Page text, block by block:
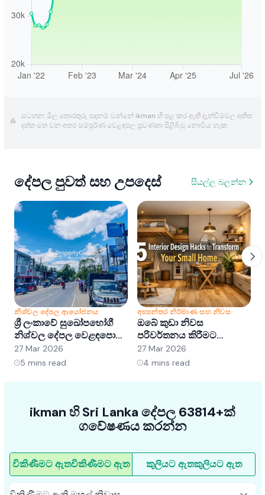
සටහන: මිල තොරතුරු පදනම් වන්නේ ikman හි පළ කර ඇති දැන්වීම්වල අතීත
දත්ත මත වන අතර සම්පූර්ණ වෙළඳපල ප්‍රවණතා පිළිබිඹු නොවිය හැක.
දේපල පුවත් සහ උපදෙස් සියල්ල බලන්න
නිශ්චල දේපල ආයෝජනය
ශ්‍රී ලංකාවේ සුඛෝපභෝගී
නිශ්චල දේපල වෙළඳපොළ
අවබෝධ කර ගැනීම:
අවස්ථා සහ ප්‍රවණතා
27 Mar 2026
5 mins read
අභ්‍යන්තර නිර්මාණ සහ නිවස
ඔබේ කුඩා නිවස
පරිවර්තනය කිරීමට
අභ්‍යන්තර සැලසුම් හක්ක
5ක්
27 Mar 2026
4 mins read
ikman හි Sri Lanka දේපල 63814+ක්
ගවේෂණය කරන්න
විකිණීමට ඇතවිකිණීමට ඇත කුලියට ඇතකුලියට ඇත